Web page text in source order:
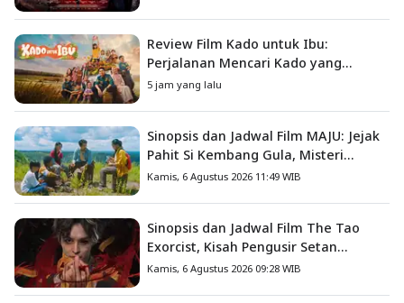
Review Film Kado untuk Ibu:
Perjalanan Mencari Kado yang
Mengajarkan Arti Keluarga
5 jam yang lalu
Sinopsis dan Jadwal Film MAJU: Jejak
Pahit Si Kembang Gula, Misteri
Hilangnya Bagas di Lokasi Jambore
Kamis, 6 Agustus 2026 11:49 WIB
Sinopsis dan Jadwal Film The Tao
Exorcist, Kisah Pengusir Setan
Melawan Kutukan Mematikan
Kamis, 6 Agustus 2026 09:28 WIB